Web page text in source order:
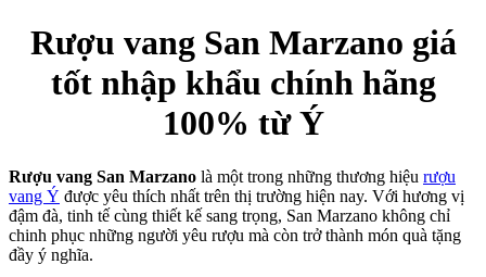
Rượu vang San Marzano giá
tốt nhập khẩu chính hãng
100% từ Ý
Rượu vang San Marzano là một trong những thương hiệu rượu
vang Ý được yêu thích nhất trên thị trường hiện nay. Với hương vị
đậm đà, tinh tế cùng thiết kế sang trọng, San Marzano không chỉ
chinh phục những người yêu rượu mà còn trở thành món quà tặng
đầy ý nghĩa.